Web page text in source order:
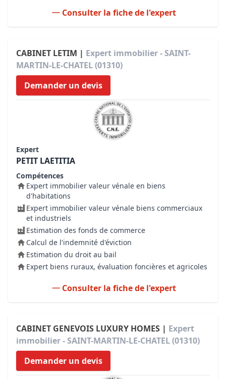
Consulter la fiche de l'expert
CABINET LETIM | Expert immobilier - SAINT-
MARTIN-LE-CHATEL (01310)
Demander un devis
Expert
PETIT LAETITIA
Compétences
Expert immobilier valeur vénale en biens
d'habitations
Expert immobilier valeur vénale biens commerciaux
et industriels
Estimation des fonds de commerce
Calcul de l'indemnité d'éviction
Estimation du droit au bail
Expert biens ruraux, évaluation foncières et agricoles
Consulter la fiche de l'expert
CABINET GENEVOIS LUXURY HOMES | Expert
immobilier - SAINT-MARTIN-LE-CHATEL (01310)
Demander un devis